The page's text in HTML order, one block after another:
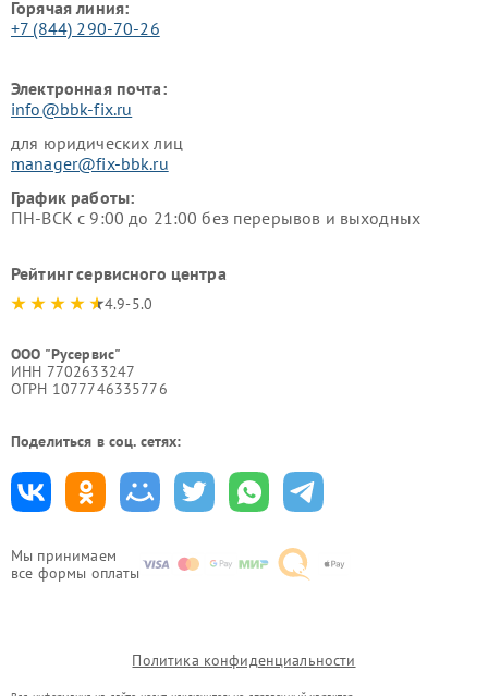
Мы принимаем
все формы оплаты
Горячая линия:
+7 (844) 290-70-26
Электронная почта:
info@bbk-fix.ru
для юридических лиц
manager@fix-bbk.ru
График работы:
ПН-ВСК с 9:00 до 21:00 без перерывов и выходных
Рейтинг сервисного центра
4.9-5.0
ООО "Русервис"
ИНН 7702633247
ОГРН 1077746335776
Поделиться в соц. сетях:
Политика конфиденциальности